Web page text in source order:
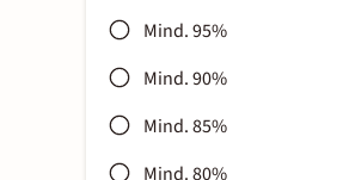
Mind. 95%
Mind. 90%
Mind. 85%
Mind. 80%